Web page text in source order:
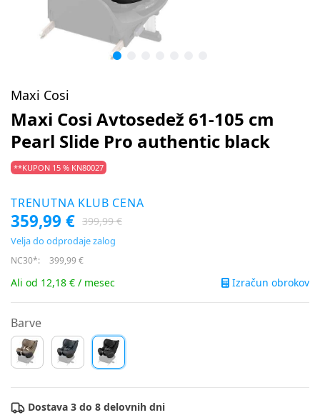
Maxi Cosi
Maxi Cosi Avtosedež 61-105 cm
Pearl Slide Pro authentic black
**KUPON 15 % KN80027
TRENUTNA KLUB CENA
359,99 € 399,99 €
Velja do odprodaje zalog
NC30*: 399,99 €
Ali od 12,18 € / mesec Izračun obrokov
Barve
Dostava 3 do 8 delovnih dni